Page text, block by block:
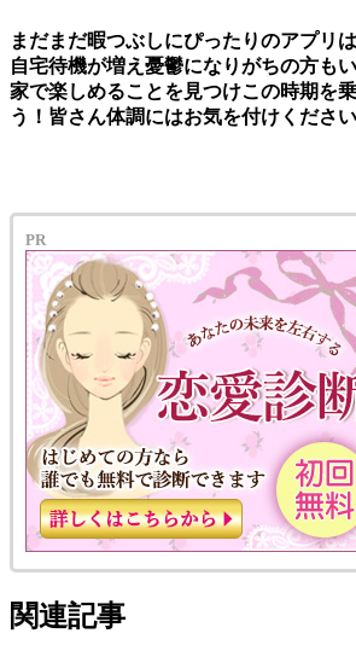
まだまだ暇つぶしにぴったりのアプリ
自宅待機が増え憂鬱になりがちの方も
家で楽しめることを見つけこの時期を
う！皆さん体調にはお気を付けくださ
PR
関連記事